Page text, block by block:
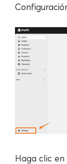
Haga clic